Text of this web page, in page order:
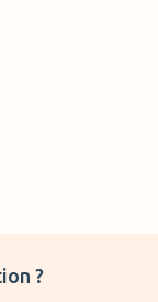
?